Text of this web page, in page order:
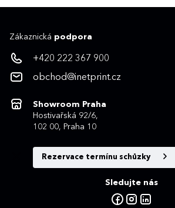
Zákaznická podpora
+420 222 367 900
obchod@inetprint.cz
Showroom Praha
Hostivařská 92/6,
102 00, Praha 10
Rezervace termínu schůzky
Sledujte nás